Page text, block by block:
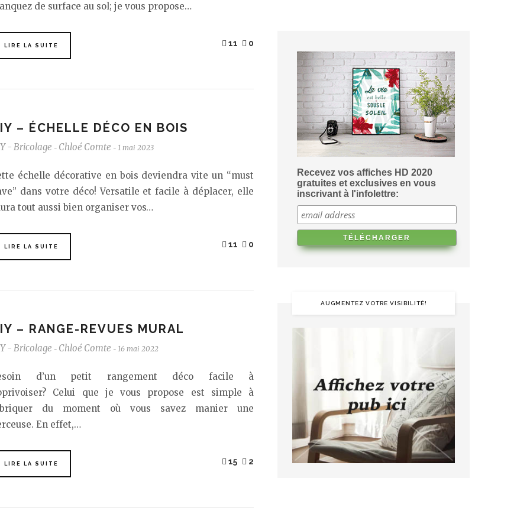
de surface au sol; je vous propose…
LIRE LA SUITE 11 0
– ÉCHELLE DÉCO EN BOIS
- Bricolage - Chloé Comte - 1 mai 2023
échelle décorative en bois deviendra vite un “must
dans votre déco! Versatile et facile à déplacer, elle
tout aussi bien organiser vos…
LIRE LA SUITE 11 0
– RANGE-REVUES MURAL
- Bricolage - Chloé Comte - 16 mai 2022
d’un petit rangement déco facile à
Celui que je vous propose est simple à
du moment où vous savez manier une
En effet,…
LIRE LA SUITE 15 2
Recevez vos affiches HD 2020
gratuites et exclusives en vous
inscrivant à l'infolettre:
AUGMENTEZ VOTRE VISIBILITÉ!